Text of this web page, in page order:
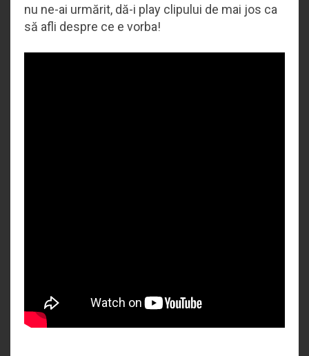
nu ne-ai urmărit, dă-i play clipului de mai jos ca
să afli despre ce e vorba!